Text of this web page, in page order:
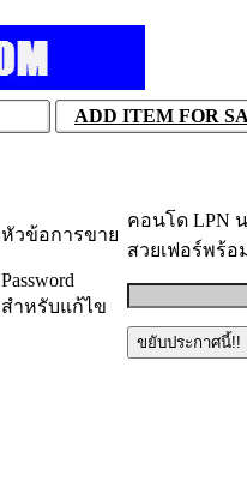
ADD ITEM FOR
หัวข้อการขาย
คอนโด LPN
สวยเฟอร์พร้อ
Password
สำหรับแก้ไข